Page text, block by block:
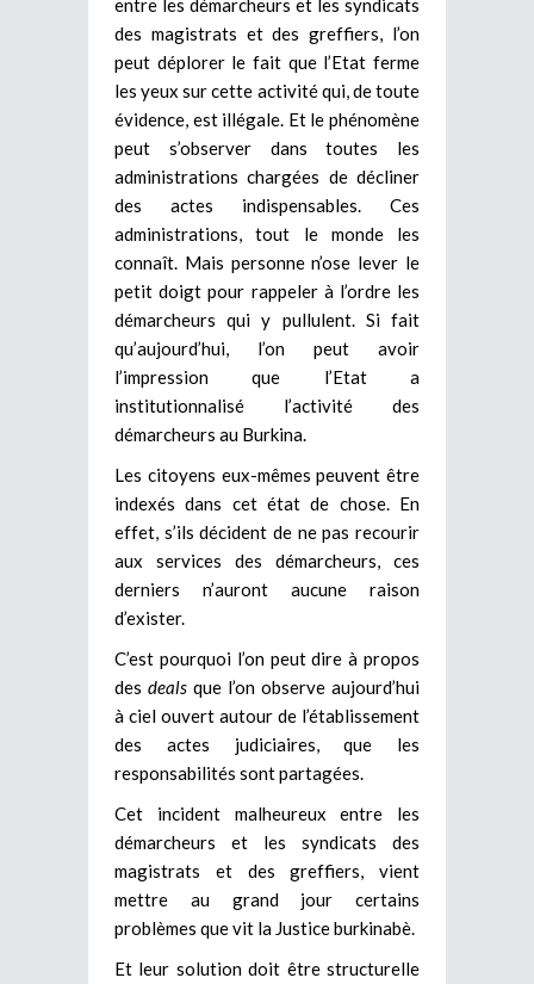
des magistrats et des greffiers, l’on
peut déplorer le fait que l’Etat ferme
les yeux sur cette activité qui, de toute
évidence, est illégale. Et le phénomène
peut s’observer dans toutes les
administrations chargées de décliner
des actes indispensables. Ces
administrations, tout le monde les
connaît. Mais personne n’ose lever le
petit doigt pour rappeler à l’ordre les
démarcheurs qui y pullulent. Si fait
qu’aujourd’hui, l’on peut avoir
l’impression que l’Etat a
institutionnalisé l’activité des
démarcheurs au Burkina.
Les citoyens eux-mêmes peuvent être
indexés dans cet état de chose. En
effet, s’ils décident de ne pas recourir
aux services des démarcheurs, ces
derniers n’auront aucune raison
d’exister.
C’est pourquoi l’on peut dire à propos
des deals que l’on observe aujourd’hui
à ciel ouvert autour de l’établissement
des actes judiciaires, que les
responsabilités sont partagées.
Cet incident malheureux entre les
démarcheurs et les syndicats des
magistrats et des greffiers, vient
mettre au grand jour certains
problèmes que vit la Justice burkinabè.
Et leur solution doit être structurelle